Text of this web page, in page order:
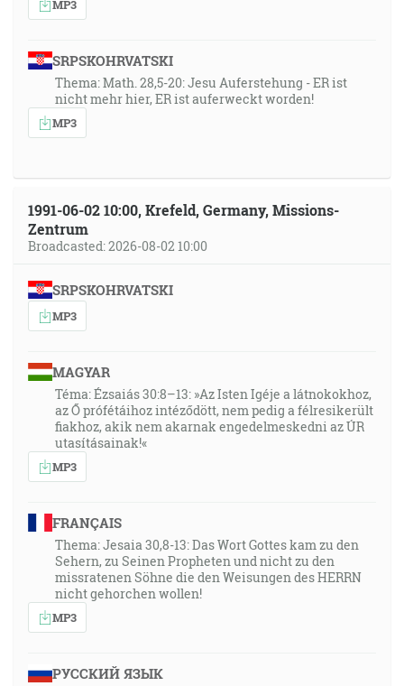
MP3
SRPSKOHRVATSKI
Thema: Math. 28,5-20: Jesu Auferstehung - ER ist
nicht mehr hier, ER ist auferweckt worden!
MP3
1991-06-02 10:00, Krefeld, Germany, Missions-
Zentrum
Broadcasted: 2026-08-02 10:00
SRPSKOHRVATSKI
MP3
MAGYAR
Téma: Ézsaiás 30:8–13: »Az Isten Igéje a látnokokhoz,
az Ő prófétáihoz intéződött, nem pedig a félresikerült
fiakhoz, akik nem akarnak engedelmeskedni az ÚR
utasításainak!«
MP3
FRANÇAIS
Thema: Jesaia 30,8-13: Das Wort Gottes kam zu den
Sehern, zu Seinen Propheten und nicht zu den
missratenen Söhne die den Weisungen des HERRN
nicht gehorchen wollen!
MP3
РУССКИЙ ЯЗЫК